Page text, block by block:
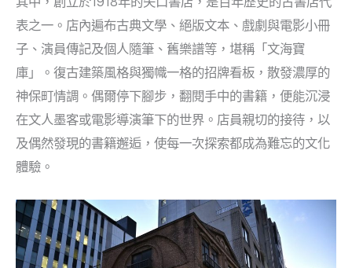
表之一。店內遍布古典文學、絕版文本、戲劇與電影小冊
子、演員傳記及個人隨筆、舊樂譜等，堪稱「文海寶
庫」。復古建築風格與獨幟一格的招牌看板，散發濃厚的
神保町情調。偶爾停下腳步，翻閱手中的書籍，便能沉浸
在文人墨客或電影導演筆下的世界。店員親切的接待，以
及偶然發現的書籍邂逅，使每一次探索都成為難忘的文化
體驗。